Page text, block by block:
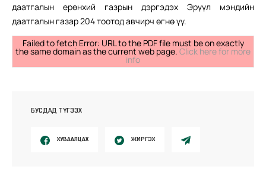
даатгалын ерөнхий газрын дэргэдэх Эрүүл мэндийн
даатгалын газар 204 тоотод авчирч өгнө үү.
Failed to fetch Error: URL to the PDF file must be on exactly
the same domain as the current web page. Click here for more
info
БУСДАД ТҮГЭЭХ
ХУВААЛЦАХ ЖИРГЭХ